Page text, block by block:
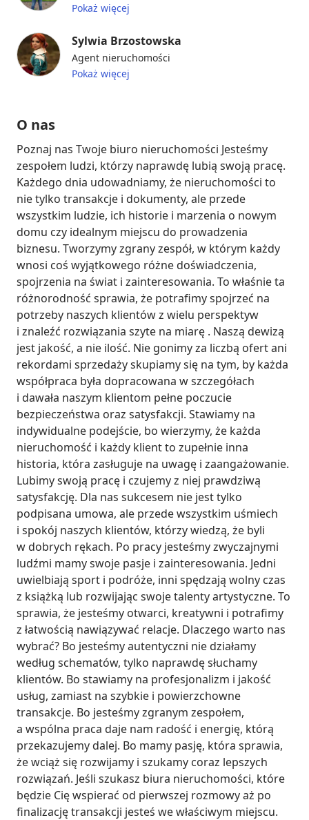
Pokaż więcej
Sylwia Brzostowska
Agent nieruchomości
Pokaż więcej
O nas
Poznaj nas Twoje biuro nieruchomości Jesteśmy
zespołem ludzi, którzy naprawdę lubią swoją pracę.
Każdego dnia udowadniamy, że nieruchomości to
nie tylko transakcje i dokumenty, ale przede
wszystkim ludzie, ich historie i marzenia o nowym
domu czy idealnym miejscu do prowadzenia
biznesu. Tworzymy zgrany zespół, w którym każdy
wnosi coś wyjątkowego różne doświadczenia,
spojrzenia na świat i zainteresowania. To właśnie ta
różnorodność sprawia, że potrafimy spojrzeć na
potrzeby naszych klientów z wielu perspektyw
i znaleźć rozwiązania szyte na miarę . Naszą dewizą
jest jakość, a nie ilość. Nie gonimy za liczbą ofert ani
rekordami sprzedaży skupiamy się na tym, by każda
współpraca była dopracowana w szczegółach
i dawała naszym klientom pełne poczucie
bezpieczeństwa oraz satysfakcji. Stawiamy na
indywidualne podejście, bo wierzymy, że każda
nieruchomość i każdy klient to zupełnie inna
historia, która zasługuje na uwagę i zaangażowanie.
Lubimy swoją pracę i czujemy z niej prawdziwą
satysfakcję. Dla nas sukcesem nie jest tylko
podpisana umowa, ale przede wszystkim uśmiech
i spokój naszych klientów, którzy wiedzą, że byli
w dobrych rękach. Po pracy jesteśmy zwyczajnymi
ludźmi mamy swoje pasje i zainteresowania. Jedni
uwielbiają sport i podróże, inni spędzają wolny czas
z książką lub rozwijając swoje talenty artystyczne. To
sprawia, że jesteśmy otwarci, kreatywni i potrafimy
z łatwością nawiązywać relacje. Dlaczego warto nas
wybrać? Bo jesteśmy autentyczni nie działamy
według schematów, tylko naprawdę słuchamy
klientów. Bo stawiamy na profesjonalizm i jakość
usług, zamiast na szybkie i powierzchowne
transakcje. Bo jesteśmy zgranym zespołem,
a wspólna praca daje nam radość i energię, którą
przekazujemy dalej. Bo mamy pasję, która sprawia,
że wciąż się rozwijamy i szukamy coraz lepszych
rozwiązań. Jeśli szukasz biura nieruchomości, które
będzie Cię wspierać od pierwszej rozmowy aż po
finalizację transakcji jesteś we właściwym miejscu.